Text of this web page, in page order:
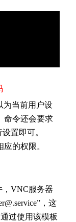
为当前用户设
命令还会要求
置即可。
的权限。
，VNC服务器
，这
通过使用该模板